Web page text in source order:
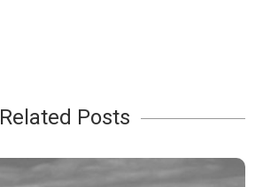
Related Posts